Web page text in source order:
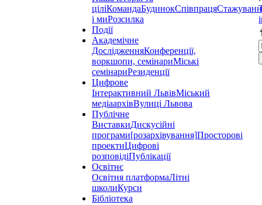
ціліКомандаБудинокСпівпраця
і миРозсилка
Події
Академічне
ДослідженняКонференції,
воркшопи, семінариМіські
семінариРезиденції
Цифрове
Інтерактивний ЛьвівМіський
медіаархівВулиці Львова
Публічне
ВиставкиДискусійні
програми[розархівування]Просторові
проектиЦифрові
розповідіПублікації
Освітнє
Освітня платформаЛітні
школиКурси
Бібліотека